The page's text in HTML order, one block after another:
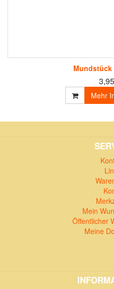
Mundstück
Mehr
Mein
Öffentlicher
Meine